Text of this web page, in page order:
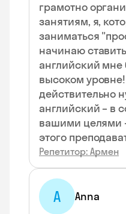
грамотно
занятиям, я,
заниматься
начинаю
английский мне
высоком
действительно
английский – в
вашими целями
этого
Репетитор: Армен
A
Anna